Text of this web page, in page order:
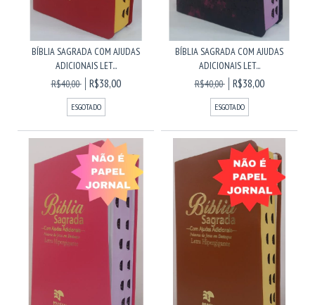
BÍBLIA SAGRADA COM AJUDAS
ADICIONAIS LET...
R$40,00
R$38,00
ESGOTADO
BÍBLIA SAGRADA COM AJUDAS
ADICIONAIS LET...
R$40,00
R$38,00
ESGOTADO